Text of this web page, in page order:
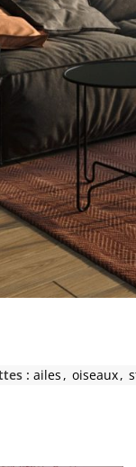
: ailes , oiseaux,